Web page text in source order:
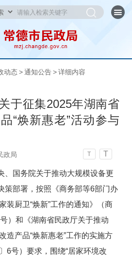
动态 > 通知公告 > 详细内容
于征集2025年湖南省
“焕新惠老”活动参与
政局 T T
、国务院关于推动大规模设备更
策部署，按照《商务部等6部门办
装厨卫“焕新”工作的通知》（商
）和《湖南省民政厅关于推动
造产品“焕新惠老”工作的实施方
6号）要求，围绕“居家环境改